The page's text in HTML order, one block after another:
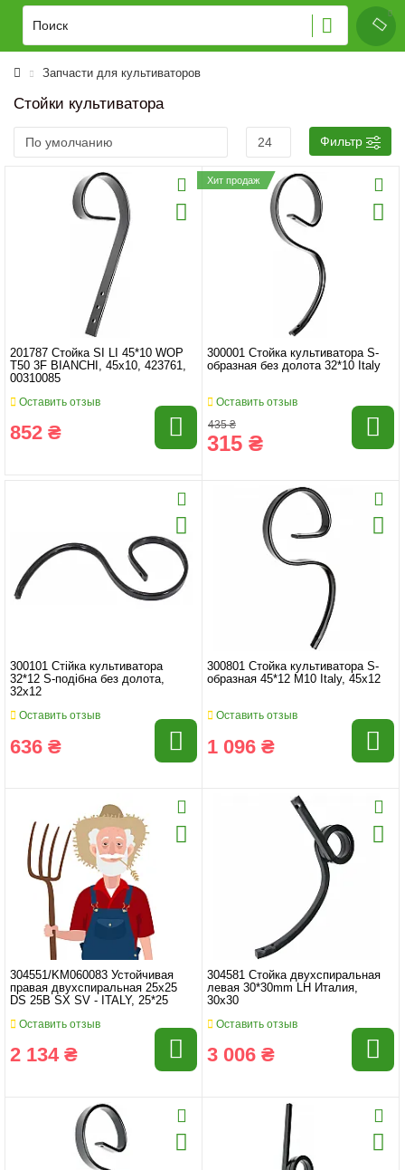
Запчасти для культиваторов
Стойки культиватора
Фильтр
201787 Стойка SI LI 45*10 WOP
T50 3F BIANCHI, 45x10, 423761,
00310085
Оставить отзыв
852 ₴
Хит продаж
300001 Стойка культиватора S-
образная без долота 32*10 Italy
Оставить отзыв
435 ₴
315 ₴
300101 Стійка культиватора
32*12 S-подібна без долота,
32x12
Оставить отзыв
636 ₴
300801 Стойка культиватора S-
образная 45*12 M10 Italy, 45x12
Оставить отзыв
1 096 ₴
304551/KM060083 Устойчивая
правая двухспиральная 25x25
DS 25B SX SV - ITALY, 25*25
Оставить отзыв
2 134 ₴
304581 Стойка двухспиральная
левая 30*30mm LH Италия,
30x30
Оставить отзыв
3 006 ₴